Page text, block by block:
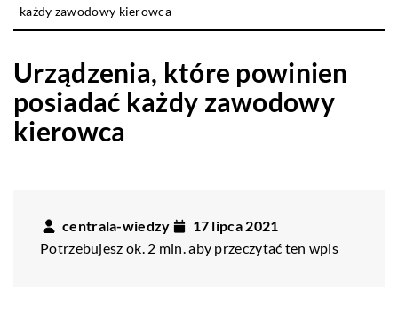
każdy zawodowy kierowca
Urządzenia, które powinien
posiadać każdy zawodowy
kierowca
centrala-wiedzy
17 lipca 2021
Potrzebujesz ok. 2 min. aby przeczytać ten wpis